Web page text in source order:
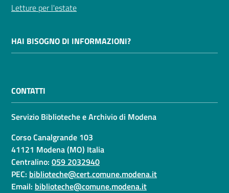
Letture per l'estate
HAI BISOGNO DI INFORMAZIONI?
CONTATTI
Servizio Biblioteche e Archivio di Modena
Corso Canalgrande 103
41121 Modena (MO) Italia
Centralino: 059 2032940
PEC: biblioteche@cert.comune.modena.it
Email: biblioteche@comune.modena.it